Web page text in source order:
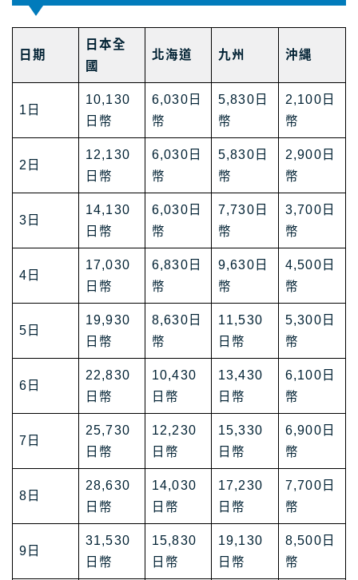
日期
日本全
國
北海道 九州 沖縄
1日
10,130
日幣
6,030日
幣
5,830日
幣
2,100日
幣
2日
12,130
日幣
6,030日
幣
5,830日
幣
2,900日
幣
3日
14,130
日幣
6,030日
幣
7,730日
幣
3,700日
幣
4日
17,030
日幣
6,830日
幣
9,630日
幣
4,500日
幣
5日
19,930
日幣
8,630日
幣
11,530
日幣
5,300日
幣
6日
22,830
日幣
10,430
日幣
13,430
日幣
6,100日
幣
7日
25,730
日幣
12,230
日幣
15,330
日幣
6,900日
幣
8日
28,630
日幣
14,030
日幣
17,230
日幣
7,700日
幣
9日
31,530
日幣
15,830
日幣
19,130
日幣
8,500日
幣